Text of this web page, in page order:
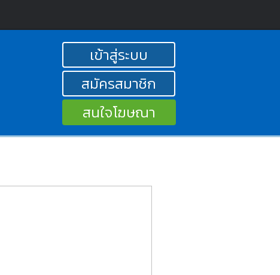
เข้าสู่ระบบ
สมัครสมาชิก
สนใจโฆษณา